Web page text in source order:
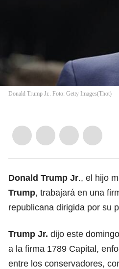
Donald Trump Jr.. Foto: Getty Images(Thot)
Donald Trump Jr., el hijo
Trump, trabajará en una
republicana dirigida por su
Trump Jr. dijo este
a la firma 1789 Capital,
entre los conservadores,